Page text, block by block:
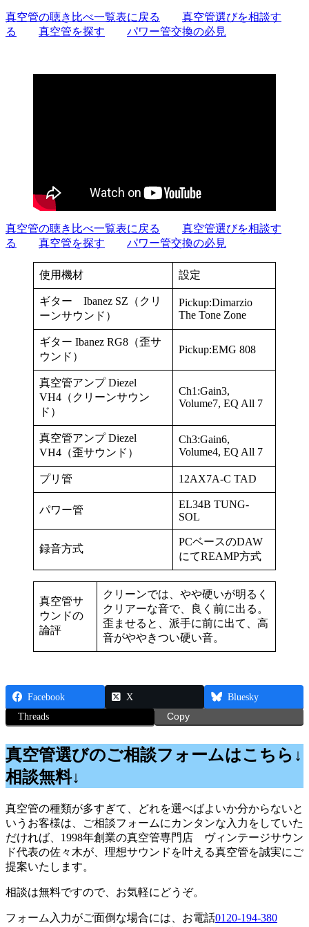
真空管の聴き比べ一覧表に戻る
真空管選びを相談す
る
真空管を探す パワー管交換の必見
真空管の聴き比べ一覧表に戻る
真空管選びを相談す
る
真空管を探す パワー管交換の必見
使用機材 設定
ギター Ibanez SZ（クリ
ーンサウンド）
Pickup:Dimarzio
The Tone Zone
ギター Ibanez RG8（歪サ
ウンド）
Pickup:EMG 808
真空管アンプ Diezel
VH4（クリーンサウン
ド）
Ch1:Gain3,
Volume7, EQ All 7
真空管アンプ Diezel
VH4（歪サウンド）
Ch3:Gain6,
Volume4, EQ All 7
プリ管 12AX7A-C TAD
パワー管
EL34B TUNG-
SOL
録音方式
PCベースのDAW
にてREAMP方式
真空管サ
ウンドの
論評
クリーンでは、やや硬いが明るく
クリアーな音で、良く前に出る。
歪ませると、派手に前に出て、高
音がややきつい硬い音。
Facebook X
Bluesky
Threads
Copy
真空管選びのご相談フォームはこちら↓
相談無料↓
真空管の種類が多すぎて、どれを選べばよいか分からないと
いうお客様は、ご相談フォームにカンタンな入力をしていた
だければ、1998年創業の真空管専門店 ヴィンテージサウン
ド代表の佐々木が、理想サウンドを叶える真空管を誠実にご
提案いたします。
相談は無料ですので、お気軽にどうぞ。
フォーム入力がご面倒な場合には、お電話0120-194-380